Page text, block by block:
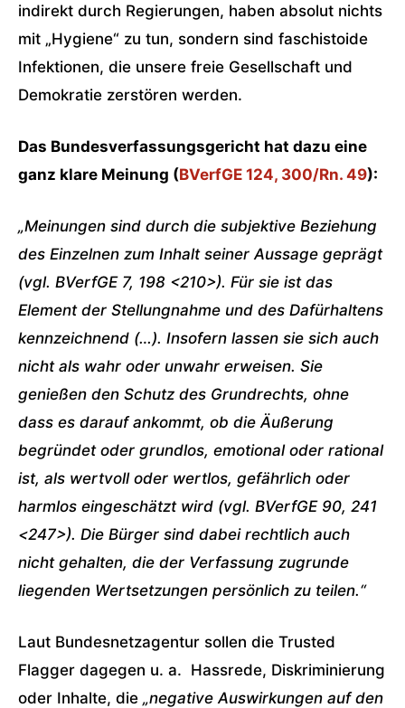
indirekt durch Regierungen, haben absolut nichts
mit „Hygiene“ zu tun, sondern sind faschistoide
Infektionen, die unsere freie Gesellschaft und
Demokratie zerstören werden.
Das Bundesverfassungsgericht hat dazu eine
ganz klare Meinung (BVerfGE 124, 300/Rn. 49):
„Meinungen sind durch die subjektive Beziehung
des Einzelnen zum Inhalt seiner Aussage geprägt
(vgl. BVerfGE 7, 198 <210>). Für sie ist das
Element der Stellungnahme und des Dafürhaltens
kennzeichnend (…). Insofern lassen sie sich auch
nicht als wahr oder unwahr erweisen. Sie
genießen den Schutz des Grundrechts, ohne
dass es darauf ankommt, ob die Äußerung
begründet oder grundlos, emotional oder rational
ist, als wertvoll oder wertlos, gefährlich oder
harmlos eingeschätzt wird (vgl. BVerfGE 90, 241
<247>). Die Bürger sind dabei rechtlich auch
nicht gehalten, die der Verfassung zugrunde
liegenden Wertsetzungen persönlich zu teilen.“
Laut Bundesnetzagentur sollen die Trusted
Flagger dagegen u. a. Hassrede, Diskriminierung
oder Inhalte, die „negative Auswirkungen auf den